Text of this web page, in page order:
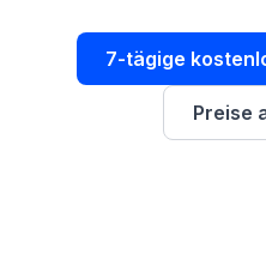
Content
7-tägige
Preise